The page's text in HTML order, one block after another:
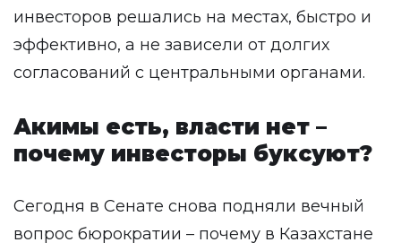
инвесторов решались на местах, быстро и
эффективно, а не зависели от долгих
согласований с центральными органами.
Акимы есть, власти нет –
почему инвесторы буксуют?
Сегодня в Сенате снова подняли вечный
вопрос бюрократии – почему в Казахстане